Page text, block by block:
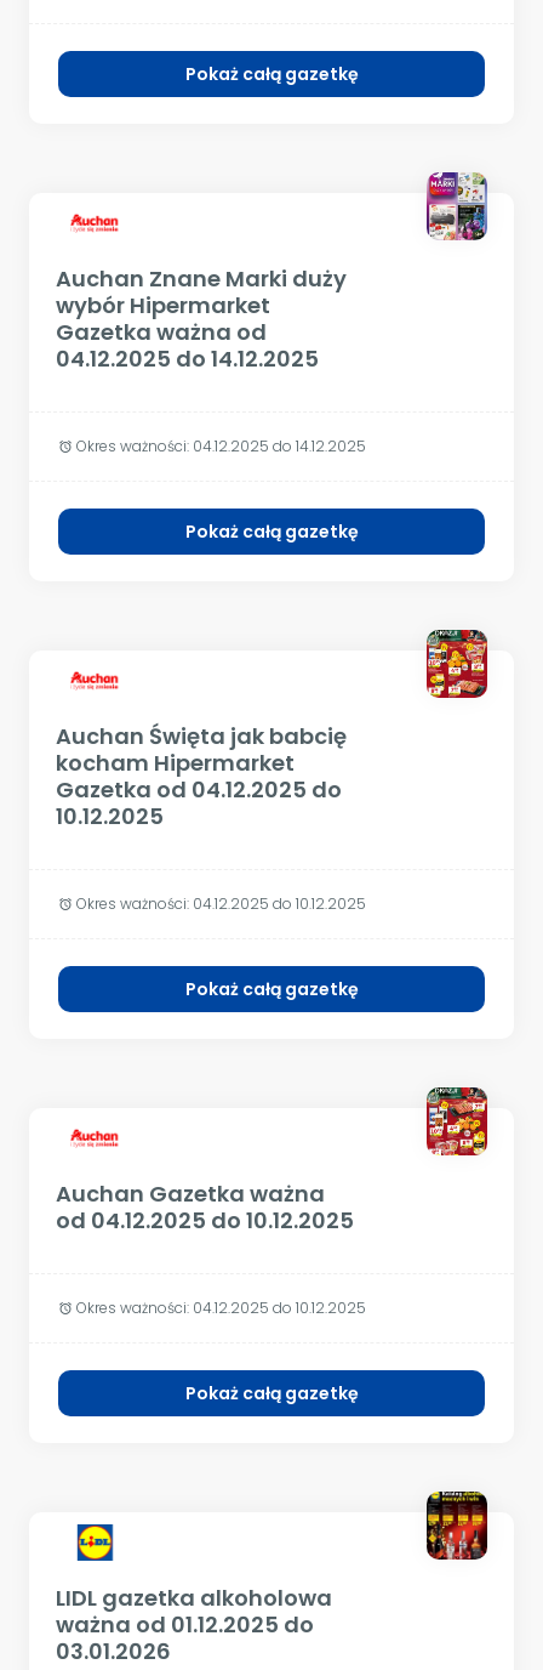
Pokaż całą gazetkę
Auchan Znane Marki duży
wybór Hipermarket
Gazetka ważna od
04.12.2025 do 14.12.2025
alarm Okres ważności: 04.12.2025 do 14.12.2025
Pokaż całą gazetkę
Auchan Święta jak babcię
kocham Hipermarket
Gazetka od 04.12.2025 do
10.12.2025
alarm Okres ważności: 04.12.2025 do 10.12.2025
Pokaż całą gazetkę
Auchan Gazetka ważna
od 04.12.2025 do 10.12.2025
alarm Okres ważności: 04.12.2025 do 10.12.2025
Pokaż całą gazetkę
LIDL gazetka alkoholowa
ważna od 01.12.2025 do
03.01.2026